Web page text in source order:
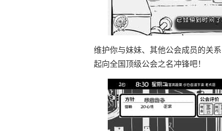
维护你与妹妹、其他公会成员的关
起向全国顶级公会之名冲锋吧！